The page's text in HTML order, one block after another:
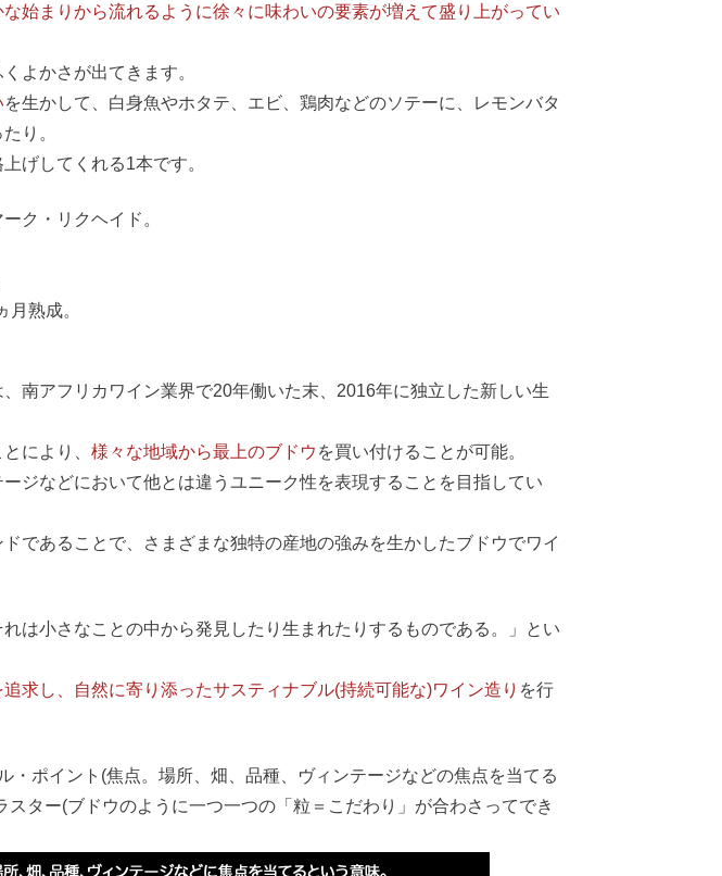
な始まりから流れるように徐々に味わいの要素が増えて盛り上がってい
よかさが出てきます。
を生かして、白身魚やホタテ、エビ、鶏肉などのソテーに、レモンバタ
り。
げしてくれる1本です。
ク・リクヘイド。
熟成。
南アフリカワイン業界で20年働いた末、2016年に独立した新しい生
により、 様々な地域から最上のブドウ を買い付けることが可能。
ジなどにおいて他とは違うユニーク性を表現することを目指してい
であることで、さまざまな独特の産地の強みを生かしたブドウでワイ
は小さなことの中から発見したり生まれたりするものである。」とい
求し、自然に寄り添ったサスティナブル(持続可能な)ワイン造り を行
・ポイント(焦点。場所、畑、品種、ヴィンテージなどの焦点を当てる
ター(ブドウのように一つ一つの「粒＝こだわり」が合わさってでき